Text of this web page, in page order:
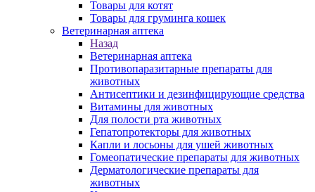
Товары для котят
Товары для груминга кошек
Ветеринарная аптека
Назад
Ветеринарная аптека
Противопаразитарные препараты для
животных
Антисептики и дезинфицирующие средства
Витамины для животных
Для полости рта животных
Гепатопротекторы для животных
Капли и лосьоны для ушей животных
Гомеопатические препараты для животных
Дерматологические препараты для
животных